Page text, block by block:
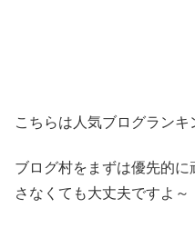
こちらは人気ブログラン
ブログ村をまずは優先的
さなくても大丈夫ですよ～